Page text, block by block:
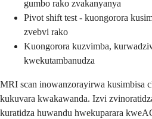
gumbo rako zvakanyanya
Pivot shift test - kuongorora
zvebvi rako
Kuongorora kuzvimba,
kwekutambanudza
MRI scan inowanzorayirwa kusimbisa
kukuvara kwakawanda. Izvi
kuratidza huwandu hwekuparara